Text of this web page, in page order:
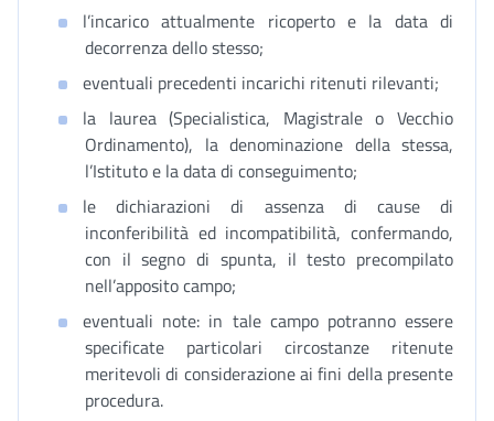
l’incarico attualmente ricoperto e la data di
decorrenza dello stesso;
eventuali precedenti incarichi ritenuti rilevanti;
la laurea (Specialistica, Magistrale o Vecchio
Ordinamento), la denominazione della stessa,
l’Istituto e la data di conseguimento;
le dichiarazioni di assenza di cause di
inconferibilità ed incompatibilità, confermando,
con il segno di spunta, il testo precompilato
nell’apposito campo;
eventuali note: in tale campo potranno essere
specificate particolari circostanze ritenute
meritevoli di considerazione ai fini della presente
procedura.